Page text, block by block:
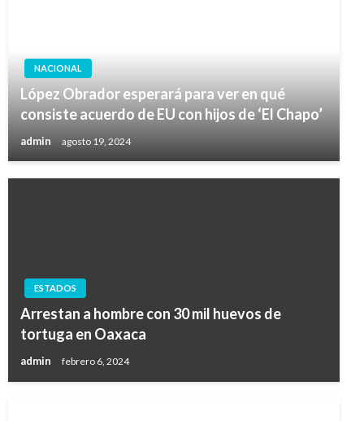
NACIONAL
López Obrador esperará para ver en qué
consiste acuerdo de EU con hijos de ‘El Chapo’
admin agosto 19, 2024
ESTADOS
Arrestan a hombre con 30 mil huevos de
tortuga en Oaxaca
admin febrero 6, 2024